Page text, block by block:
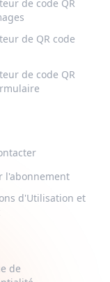
de code QR
de QR code
de code QR
l'abonnement
d'Utilisation et
de